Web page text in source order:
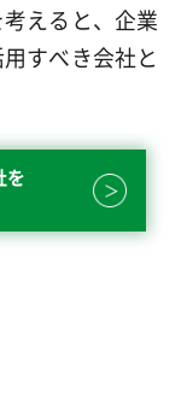
えると、企業
すべき会社と
を